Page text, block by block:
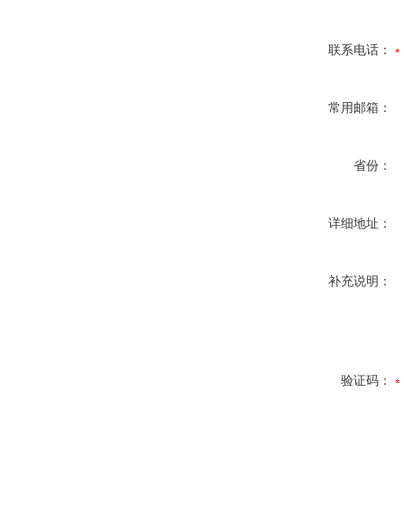
联系电话：
常用邮箱：
省份：
详细地址：
补充说明：
验证码：